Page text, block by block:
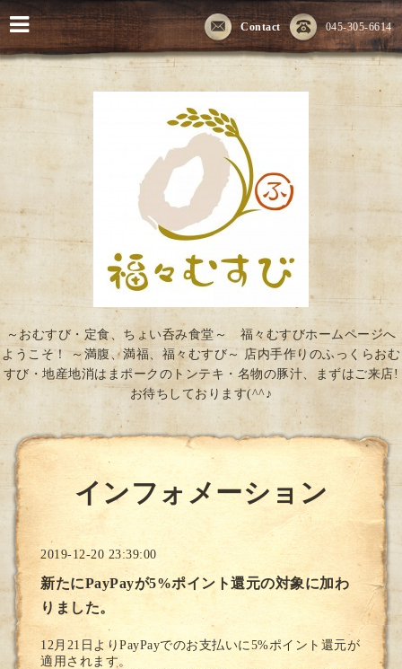
045-305-6614
Contact
～おむすび・定食、ちょい呑み食堂～ 福々むすびホームページへ
ようこそ！ ～満腹、満福、福々むすび～ 店内手作りのふっくらおむ
すび・地産地消はまポークのトンテキ・名物の豚汁、まずはご来店!
お待ちしております(^^♪
インフォメーション
2019-12-20 23:39:00
新たにPayPayが5%ポイント還元の対象に加わ
りました。
12月21日よりPayPayでのお支払いに5%ポイント還元が
適用されます。